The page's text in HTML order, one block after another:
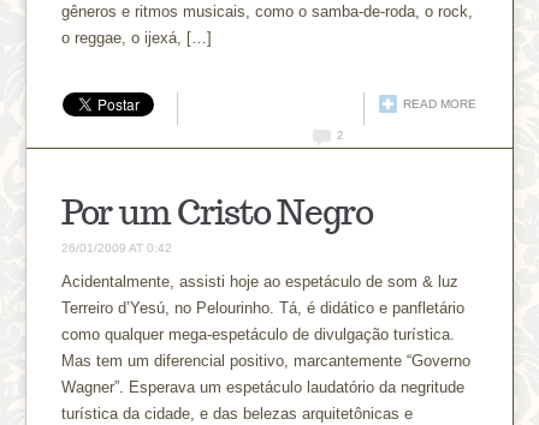
gêneros e ritmos musicais, como o samba-de-roda, o rock,
o reggae, o ijexá, […]
READ MORE
2
Por um Cristo Negro
26/01/2009 AT 0:42
Acidentalmente, assisti hoje ao espetáculo de som & luz
Terreiro d’Yesú, no Pelourinho. Tá, é didático e panfletário
como qualquer mega-espetáculo de divulgação turística.
Mas tem um diferencial positivo, marcantemente “Governo
Wagner”. Esperava um espetáculo laudatório da negritude
turística da cidade, e das belezas arquitetônicas e